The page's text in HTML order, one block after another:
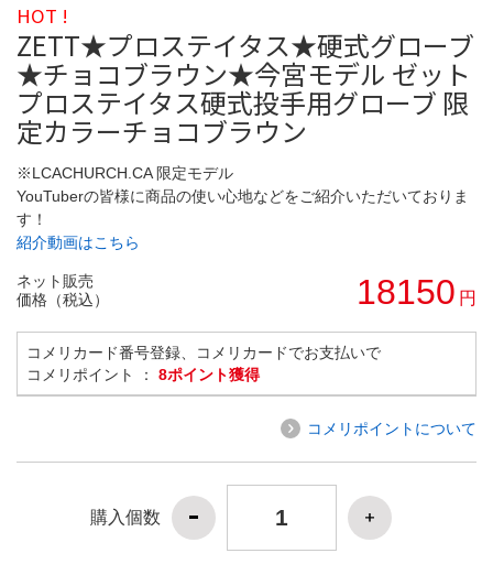
HOT !
ZETT★プロステイタス★硬式グローブ
★チョコブラウン★今宮モデル ゼット
プロステイタス硬式投手用グローブ 限
定カラーチョコブラウン
※LCACHURCH.CA 限定モデル
YouTuberの皆様に商品の使い心地などをご紹介いただいておりま
す！
紹介動画はこちら
ネット販売
価格（税込）
18150 円
コメリカード番号登録、コメリカードでお支払いで
コメリポイント ： 8ポイント獲得
コメリポイントについて
購入個数